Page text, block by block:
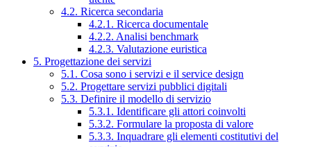
4.2. Ricerca secondaria
4.2.1. Ricerca documentale
4.2.2. Analisi benchmark
4.2.3. Valutazione euristica
5. Progettazione dei servizi
5.1. Cosa sono i servizi e il service design
5.2. Progettare servizi pubblici digitali
5.3. Definire il modello di servizio
5.3.1. Identificare gli attori coinvolti
5.3.2. Formulare la proposta di valore
5.3.3. Inquadrare gli elementi costitutivi del